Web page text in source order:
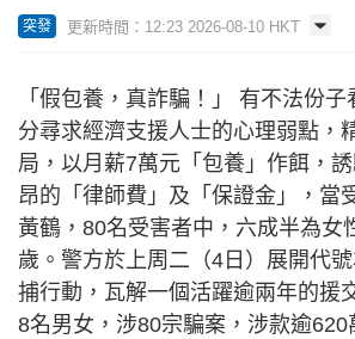
突發 更新時間：12:23 2026-08-10 HKT
「假包養，真詐騙！」 有不法份
分尋求經濟支援人士的心理弱點，
局，以月薪7萬元「包養」作餌，
昂的「律師費」及「保證金」，當
黃鶴，80名受害者中，六成半為女
歲。警方於上周二（4日）展開代
捕行動，瓦解一個活躍逾兩年的援
8名男女，涉80宗騙案，涉款逾620